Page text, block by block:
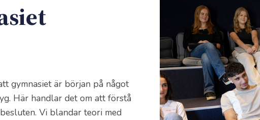
gymnasiet är början på något
Här handlar det om att förstå
Vi blandar teori med